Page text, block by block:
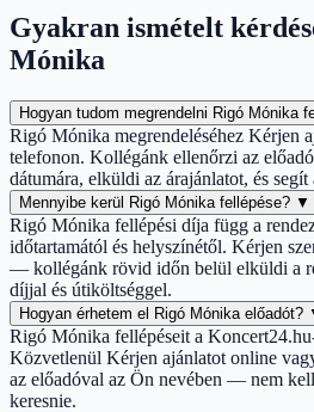
Gyakran ismételt
Mónika
Hogyan tudom megrendelni Rigó Mónika
Rigó Mónika megrendeléséhez Kérjen
telefonon. Kollégánk ellenőrzi az
dátumára, elküldi az árajánlatot, és segít
Mennyibe kerül Rigó Mónika fellépése? ▼
Rigó Mónika fellépési díja függ a
időtartamától és helyszínétől. Kérjen
— kollégánk rövid időn belül elküldi a
díjjal és útiköltséggel.
Hogyan érhetem el Rigó Mónika előadót?
Rigó Mónika fellépéseit a
Közvetlenül Kérjen ajánlatot online
az előadóval az Ön nevében — nem
keresnie.